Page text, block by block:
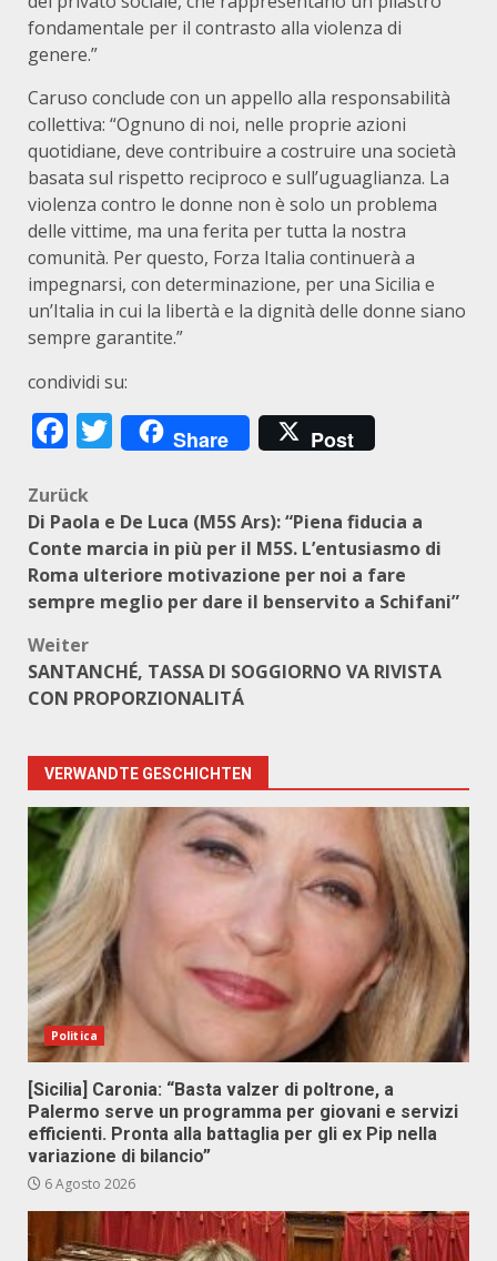
fondamentale per il contrasto alla violenza di
genere.”
Caruso conclude con un appello alla responsabilità
collettiva: “Ognuno di noi, nelle proprie azioni
quotidiane, deve contribuire a costruire una società
basata sul rispetto reciproco e sull’uguaglianza. La
violenza contro le donne non è solo un problema
delle vittime, ma una ferita per tutta la nostra
comunità. Per questo, Forza Italia continuerà a
impegnarsi, con determinazione, per una Sicilia e
un’Italia in cui la libertà e la dignità delle donne siano
sempre garantite.”
condividi su:
Facebook
Twitter
Share Post
Beitragsnavigation
Zurück
Di Paola e De Luca (M5S Ars): “Piena fiducia a
Conte marcia in più per il M5S. L’entusiasmo di
Roma ulteriore motivazione per noi a fare
sempre meglio per dare il benservito a Schifani”
Weiter
SANTANCHÉ, TASSA DI SOGGIORNO VA RIVISTA
CON PROPORZIONALITÁ
VERWANDTE GESCHICHTEN
Politica
[Sicilia] Caronia: “Basta valzer di poltrone, a
Palermo serve un programma per giovani e servizi
efficienti. Pronta alla battaglia per gli ex Pip nella
variazione di bilancio”
6 Agosto 2026